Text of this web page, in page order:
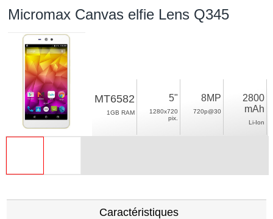
Micromax Canvas elfie Lens Q345
MT6582
1GB RAM
5"
1280x720
pix.
8MP
720p@30
2800
mAh
Li-Ion
Caractéristiques